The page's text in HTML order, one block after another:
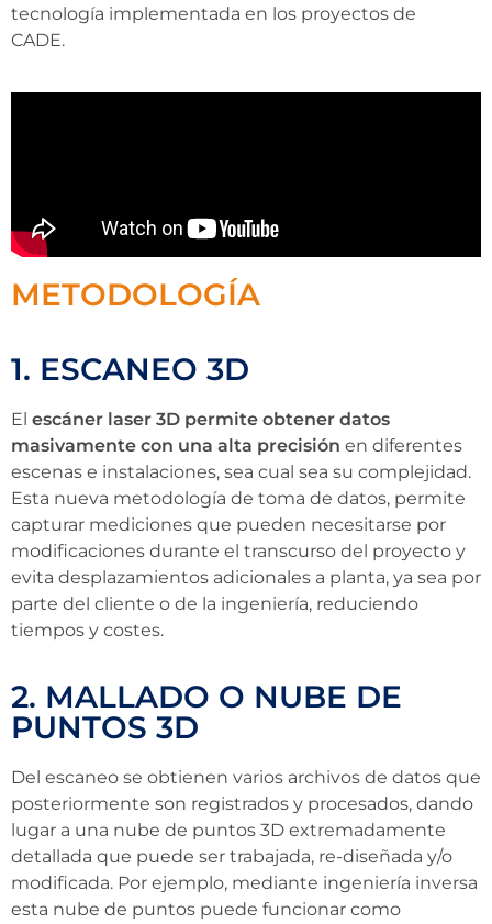
tecnología implementada en los proyectos de
CADE.
METODOLOGÍA
1. ESCANEO 3D
El escáner laser 3D permite obtener datos
masivamente con una alta precisión en diferentes
escenas e instalaciones, sea cual sea su complejidad.
Esta nueva metodología de toma de datos, permite
capturar mediciones que pueden necesitarse por
modificaciones durante el transcurso del proyecto y
evita desplazamientos adicionales a planta, ya sea por
parte del cliente o de la ingeniería, reduciendo
tiempos y costes.
2. MALLADO O NUBE DE
PUNTOS 3D
Del escaneo se obtienen varios archivos de datos que
posteriormente son registrados y procesados, dando
lugar a una nube de puntos 3D extremadamente
detallada que puede ser trabajada, re-diseñada y/o
modificada. Por ejemplo, mediante ingeniería inversa
esta nube de puntos puede funcionar como